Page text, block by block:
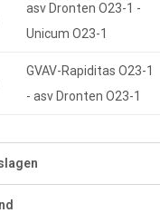
asv Dronten O23-1 -
Unicum O23-1
GVAV-Rapiditas O23-1
- asv Dronten O23-1